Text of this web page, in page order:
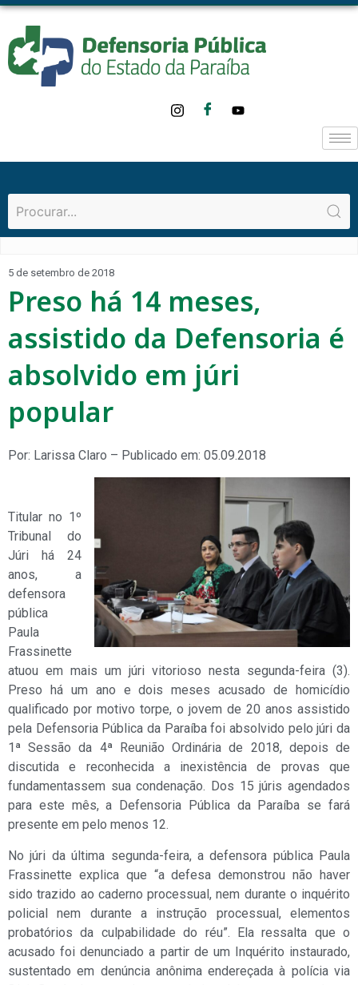
5 de setembro de 2018
Preso há 14 meses,
assistido da Defensoria é
absolvido em júri
popular
Por: Larissa Claro – Publicado em: 05.09.2018
Titular no 1º
Tribunal do
Júri há 24
anos, a
defensora
pública
Paula
Frassinette
atuou em mais um júri vitorioso nesta segunda-feira (3).
Preso há um ano e dois meses acusado de homicídio
qualificado por motivo torpe, o jovem de 20 anos assistido
pela Defensoria Pública da Paraíba foi absolvido pelo júri da
1ª Sessão da 4ª Reunião Ordinária de 2018, depois de
discutida e reconhecida a inexistência de provas que
fundamentassem sua condenação. Dos 15 júris agendados
para este mês, a Defensoria Pública da Paraíba se fará
presente em pelo menos 12.
No júri da última segunda-feira, a defensora pública Paula
Frassinette explica que “a defesa demonstrou não haver
sido trazido ao caderno processual, nem durante o inquérito
policial nem durante a instrução processual, elementos
probatórios da culpabilidade do réu”. Ela ressalta que o
acusado foi denunciado a partir de um Inquérito instaurado,
sustentado em denúncia anônima endereçada à polícia via